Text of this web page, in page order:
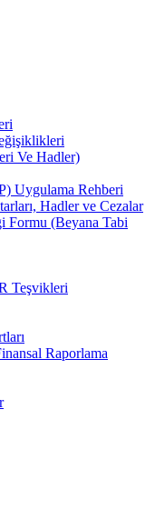
Ve Hadler)
Uygulama Rehberi
Hadler ve Cezalar
Formu (Beyana Tabi
Teşvikleri
Raporlama